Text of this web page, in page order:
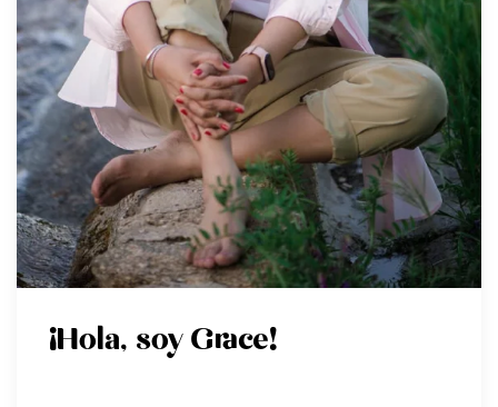
¡Hola, soy Grace!